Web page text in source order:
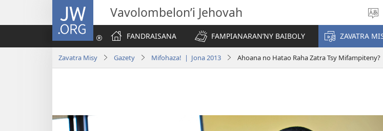
JW.ORG Vavolombelon’i Jehovah
FANDRAISANA
FAMPIANARAN’NY BAIBOLY ZAVATRA
Zavatra Misy Gazety Mifohaza! | Jona 2013 Ahoana no Hatao Raha Zatra Tsy Mifampiteny?